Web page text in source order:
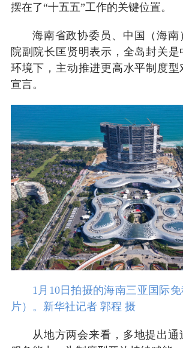
摆在了“十五五”工作的关键位置。
海南省政协委员、中国（海南
院副院长匡贤明表示，全岛封关
环境下，主动推进更高水平制度型
宣言。
1月10日拍摄的海南三亚国际
片）。新华社记者 郭程 摄
从地方两会来看，多地提出